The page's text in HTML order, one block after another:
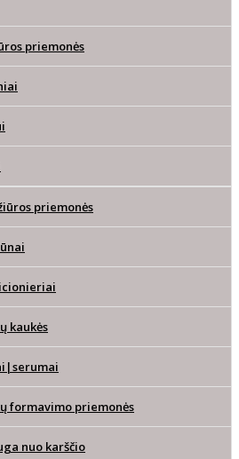
priemonės
priemonės
kaukės
formavimo priemonės
nuo karščio